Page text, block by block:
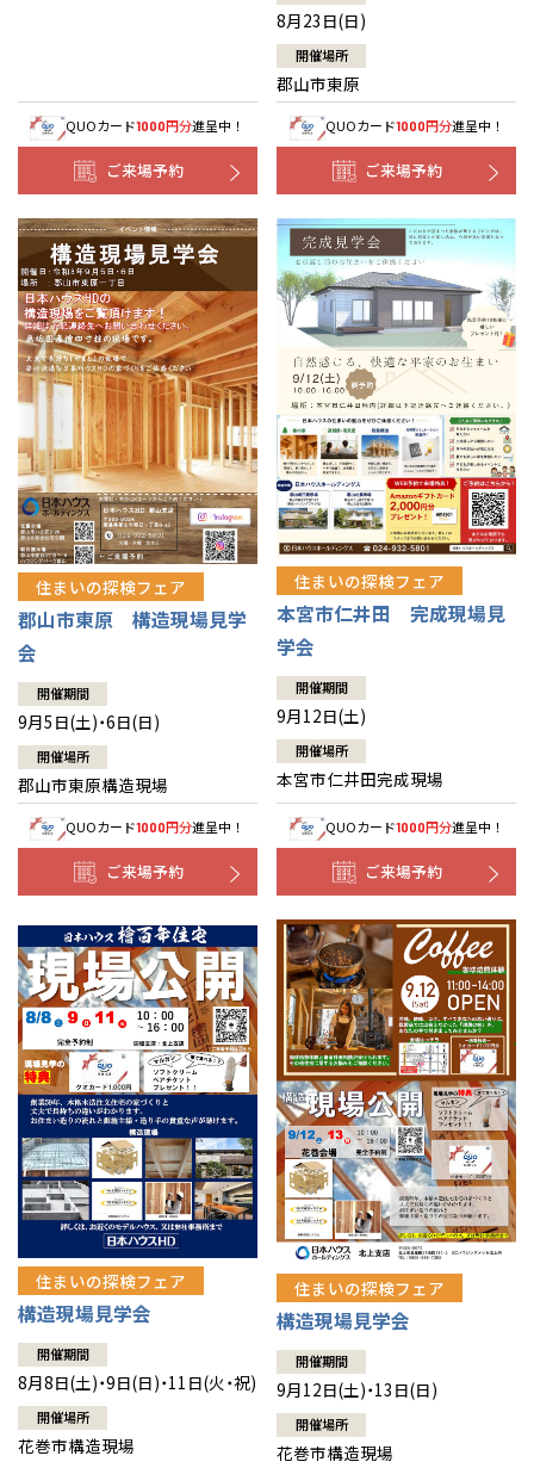
QUOカード1000円分進呈中！
ご来場予約
8月23日(日)
開催場所
郡山市東原
QUOカード1000円分進呈中！
ご来場予約
住まいの探検フェア
郡山市東原 構造現場見学
会
開催期間
9月5日(土)・6日(日)
開催場所
郡山市東原構造現場
QUOカード1000円分進呈中！
ご来場予約
住まいの探検フェア
本宮市仁井田 完成現場見
学会
開催期間
9月12日(土)
開催場所
本宮市仁井田完成現場
QUOカード1000円分進呈中！
ご来場予約
住まいの探検フェア
構造現場見学会
開催期間
8月8日(土)・9日(日)・11日(火・祝)
開催場所
花巻市構造現場
住まいの探検フェア
構造現場見学会
開催期間
9月12日(土)・13日(日)
開催場所
花巻市構造現場